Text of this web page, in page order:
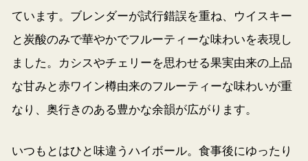
ています。ブレンダーが試行錯誤を重ね、ウイスキー
と炭酸のみで華やかでフルーティーな味わいを表現し
ました。カシスやチェリーを思わせる果実由来の上品
な甘みと赤ワイン樽由来のフルーティーな味わいが重
なり、奥行きのある豊かな余韻が広がります。
いつもとはひと味違うハイボール。食事後にゆったり